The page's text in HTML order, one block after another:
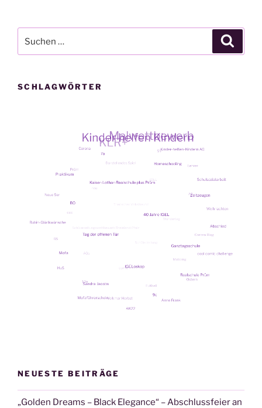
nach:
SCHLAGWÖRTER
NEUESTE BEITRÄGE
„Golden Dreams – Black Elegance“ – Abschlussfeier an